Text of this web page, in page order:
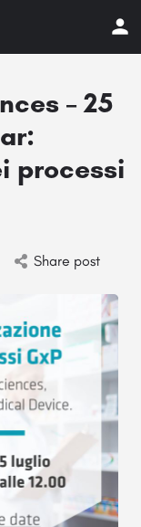
– 25
processi
Share post